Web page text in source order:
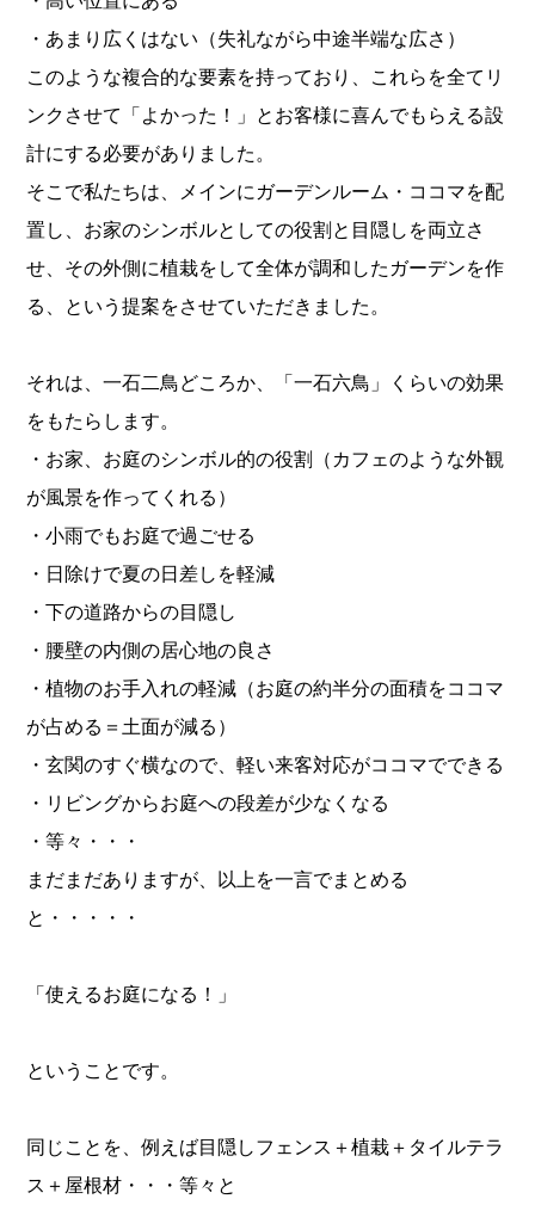
・あまり広くはない（失礼ながら中途半端な広さ）
このような複合的な要素を持っており、これらを全てリ
ンクさせて「よかった！」とお客様に喜んでもらえる設
計にする必要がありました。
そこで私たちは、メインにガーデンルーム・ココマを配
置し、お家のシンボルとしての役割と目隠しを両立さ
せ、その外側に植栽をして全体が調和したガーデンを作
る、という提案をさせていただきました。
それは、一石二鳥どころか、「一石六鳥」くらいの効果
をもたらします。
・お家、お庭のシンボル的の役割（カフェのような外観
が風景を作ってくれる）
・小雨でもお庭で過ごせる
・日除けで夏の日差しを軽減
・下の道路からの目隠し
・腰壁の内側の居心地の良さ
・植物のお手入れの軽減（お庭の約半分の面積をココマ
が占める＝土面が減る）
・玄関のすぐ横なので、軽い来客対応がココマでできる
・リビングからお庭への段差が少なくなる
・等々・・・
まだまだありますが、以上を一言でまとめる
と・・・・・
「使えるお庭になる！」
ということです。
同じことを、例えば目隠しフェンス＋植栽＋タイルテラ
ス＋屋根材・・・等々と